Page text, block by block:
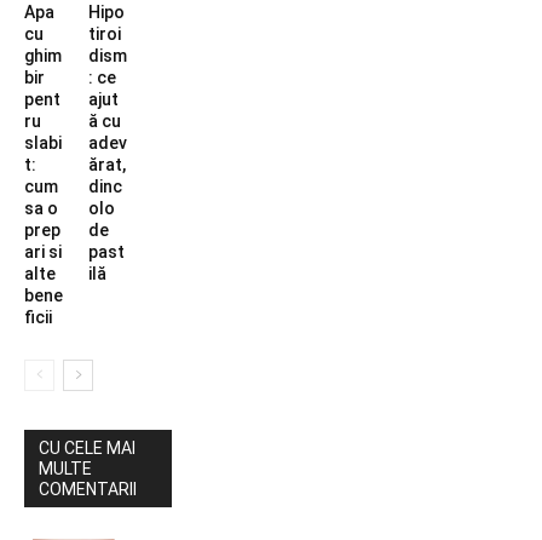
Apa
cu
ghim
bir
pent
ru
slabi
t:
cum
sa o
prep
ari si
alte
bene
ficii
Hipo
tiroi
dism
: ce
ajut
ă cu
adev
ărat,
dinc
olo
de
past
ilă
CU CELE MAI
MULTE
COMENTARII